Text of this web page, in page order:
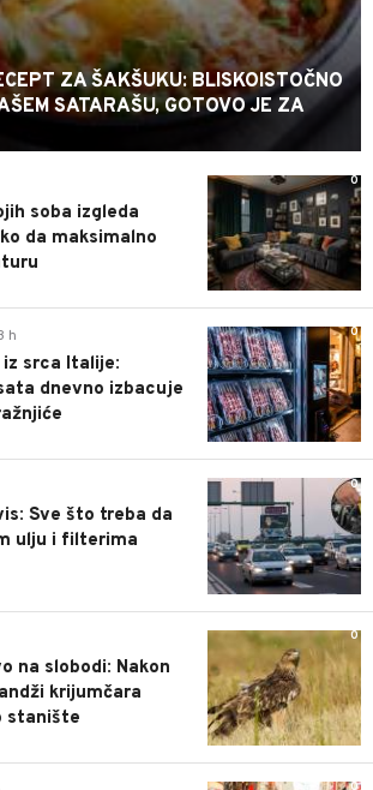
ZA ŠAKŠUKU: BLISKOISTOČNO
SATARAŠU, GOTOVO JE ZA
0
soba izgleda
da maksimalno
0
h
srca Italije:
dnevno izbacuje
0
Sve što treba da
ulju i filterima
0
na slobodi: Nakon
krijumčara
stanište